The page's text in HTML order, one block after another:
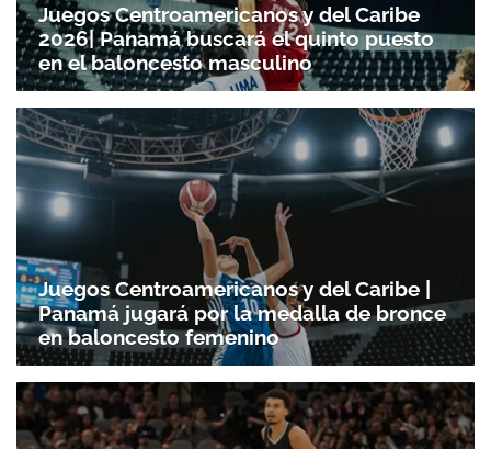
Juegos Centroamericanos y del Caribe
2026| Panamá buscará el quinto puesto
en el baloncesto masculino
Juegos Centroamericanos y del Caribe |
Panamá jugará por la medalla de bronce
en baloncesto femenino